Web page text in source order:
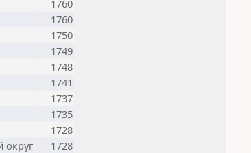
1760
1760
1750
1749
1748
1741
1737
1735
1728
округ
1728